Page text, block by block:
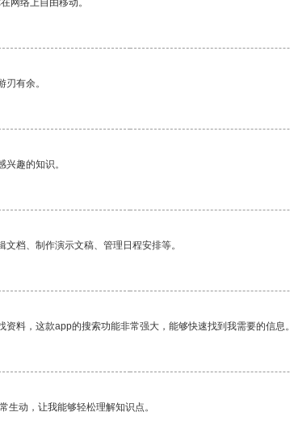
网络上自由移动。
有余。
趣的知识。
档、制作演示文稿、管理日程安排等。
料，这款app的搜索功能非常强大，能够快速找到我需要的信息。
动，让我能够轻松理解知识点。